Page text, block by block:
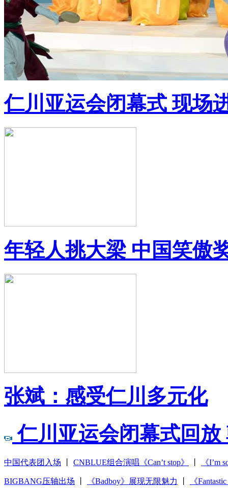
仁川亚运会闭幕式 现场
年轻人挑大梁 中国笑傲
张斌：感受仁川多元化
仁川亚运会闭幕式回
中国代表团入场 CNBLUE组合演唱《Can’t stop》 《I’m
BIGBANG压轴出场 《Badboy》展现无限魅力 《